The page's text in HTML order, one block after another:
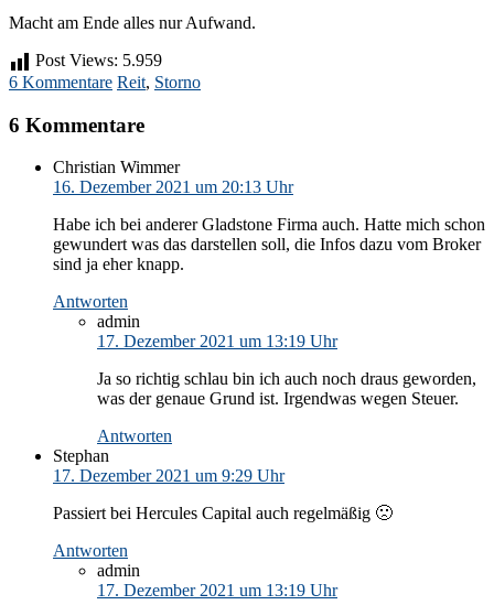
Macht am Ende alles nur Aufwand.
Post Views: 5.959
6 Kommentare Reit, Storno
6 Kommentare
Christian Wimmer
16. Dezember 2021 um 20:13 Uhr
Habe ich bei anderer Gladstone Firma auch. Hatte mich schon
gewundert was das darstellen soll, die Infos dazu vom Broker
sind ja eher knapp.
Antworten
admin
17. Dezember 2021 um 13:19 Uhr
Ja so richtig schlau bin ich auch noch draus geworden,
was der genaue Grund ist. Irgendwas wegen Steuer.
Antworten
Stephan
17. Dezember 2021 um 9:29 Uhr
Passiert bei Hercules Capital auch regelmäßig 🙁
Antworten
admin
17. Dezember 2021 um 13:19 Uhr